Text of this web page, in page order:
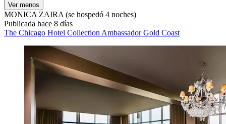
Ver menos
MONICA ZAIRA (se hospedó 4 noches)
Publicada hace 8 días
The Chicago Hotel Collection Ambassador Gold Coast